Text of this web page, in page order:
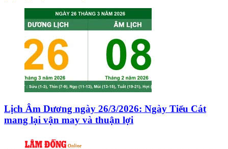
Lịch Âm Dương ngày 26/3/2026: Ngày Tiểu Cát
mang lại vận may và thuận lợi